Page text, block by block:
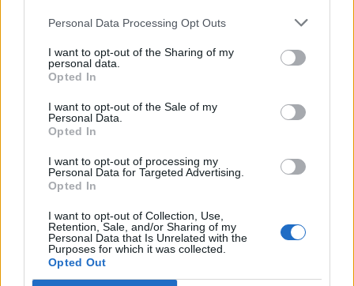
Personal Data Processing Opt Outs
I want to opt-out of the Sharing of my
personal data.
Opted In
I want to opt-out of the Sale of my
Personal Data.
Opted In
I want to opt-out of processing my
Personal Data for Targeted Advertising.
Opted In
I want to opt-out of Collection, Use,
Retention, Sale, and/or Sharing of my
Personal Data that Is Unrelated with the
Purposes for which it was collected.
Opted Out
świat fantastyczny, mimo że tego nie
rodzaju istoty, które w ten albo inny sposób
próbują skłonić nas do określonych czynów, w
ten sposób wpływając na świat fizyczny. To
oczywiście rozważania czysto filozoficzno-
puścić wodzę fantazji, zwłaszcza, że nie można
ignorować przesłane, które w swoich dziełach
zawarło przynajmniej kilku najwybitniejszych
twórców literatury polskiej.
Czytaj także: